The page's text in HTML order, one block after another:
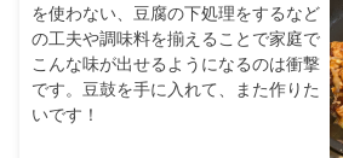
を使わない、豆腐の下処理をするなど
の工夫や調味料を揃えることで家庭で
こんな味が出せるようになるのは衝撃
です。豆鼓を手に入れて、また作りた
いです！